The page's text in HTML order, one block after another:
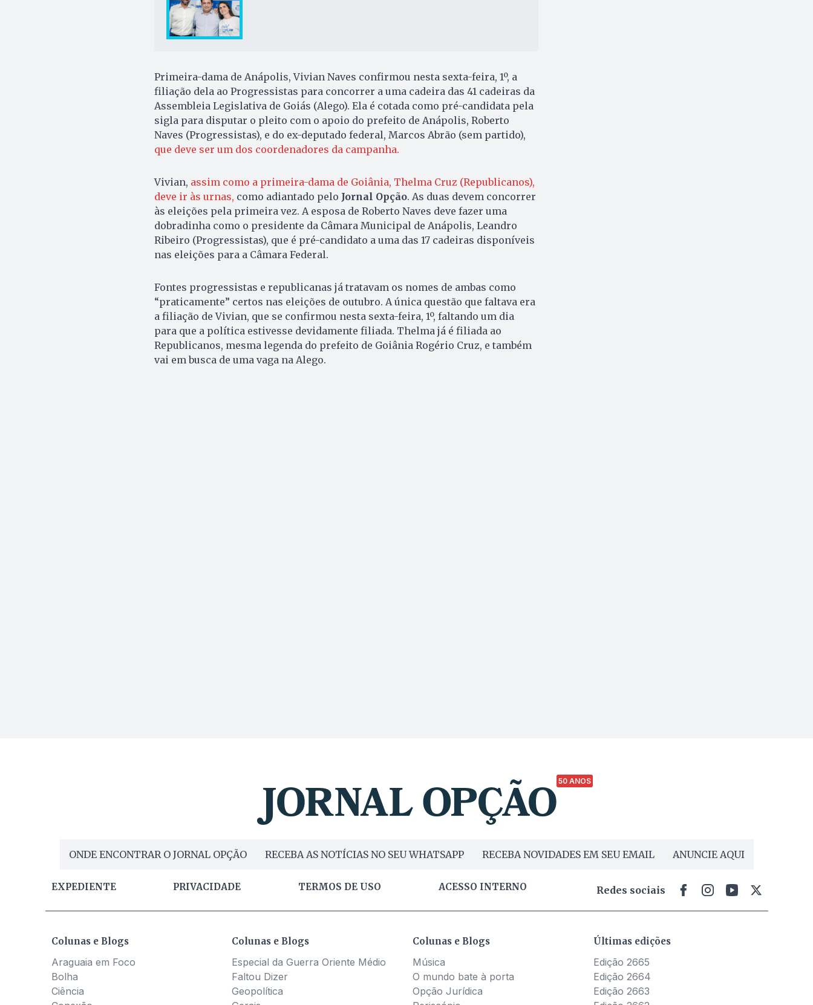
Primeira-dama de Anápolis, Vivian Naves confirmou nesta sexta-feira, 1º, a
filiação dela ao Progressistas para concorrer a uma cadeira das 41 cadeiras da
Assembleia Legislativa de Goiás (Alego). Ela é cotada como pré-candidata pela
sigla para disputar o pleito com o apoio do prefeito de Anápolis, Roberto
Naves (Progressistas), e do ex-deputado federal, Marcos Abrão (sem partido),
que deve ser um dos coordenadores da campanha.
Vivian, assim como a primeira-dama de Goiânia, Thelma Cruz (Republicanos),
deve ir às urnas, como adiantado pelo Jornal Opção. As duas devem concorrer
às eleições pela primeira vez. A esposa de Roberto Naves deve fazer uma
dobradinha como o presidente da Câmara Municipal de Anápolis, Leandro
Ribeiro (Progressistas), que é pré-candidato a uma das 17 cadeiras disponíveis
nas eleições para a Câmara Federal.
Fontes progressistas e republicanas já tratavam os nomes de ambas como
“praticamente” certos nas eleições de outubro. A única questão que faltava era
a filiação de Vivian, que se confirmou nesta sexta-feira, 1º, faltando um dia
para que a política estivesse devidamente filiada. Thelma já é filiada ao
Republicanos, mesma legenda do prefeito de Goiânia Rogério Cruz, e também
vai em busca de uma vaga na Alego.
50 ANOS
ONDE ENCONTRAR O JORNAL OPÇÃO RECEBA AS NOTÍCIAS NO SEU WHATSAPP RECEBA NOVIDADES EM SEU EMAIL ANUNCIE AQUI
EXPEDIENTE PRIVACIDADE TERMOS DE USO ACESSO INTERNO Redes sociais
Colunas e Blogs
Araguaia em Foco
Bolha
Ciência
Colunas e Blogs
Especial da Guerra Oriente Médio
Faltou Dizer
Geopolítica
Colunas e Blogs
Música
O mundo bate à porta
Opção Jurídica
Últimas edições
Edição 2665
Edição 2664
Edição 2663